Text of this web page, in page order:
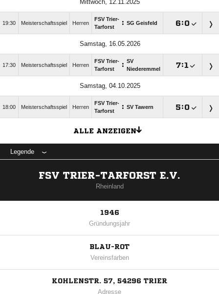
Mittwoch, 12.11.2025
19:30 Meisterschaftsspiel Herren
FSV Trier-
Tarforst
: SG Geisfeld :
Samstag, 16.05.2026
17:30 Meisterschaftsspiel Herren
FSV Trier-
Tarforst
: SV
Niederemmel
:
Samstag, 04.10.2025
18:00 Meisterschaftsspiel Herren
FSV Trier-
Tarforst
: SV Tawern :
ALLE ANZEIGEN
Legende
FSV TRIER-TARFORST E.V.
Rheinland
1946
Gründungsjahr
BLAU-ROT
Vereinsfarben
KOHLENSTR. 57, 54296 TRIER
Adresse